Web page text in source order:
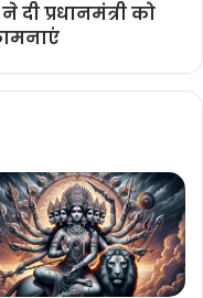
दी प्रधानमंत्री को